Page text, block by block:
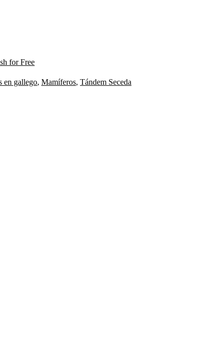
for Free
en gallego, Mamíferos, Tándem Seceda